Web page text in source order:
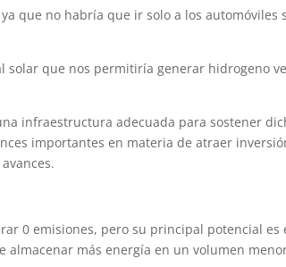
que no habría que ir solo a los automóviles
solar que nos permitiría generar hidrogeno
infraestructura adecuada para sostener
importantes en materia de atraer
0 emisiones, pero su principal potencial es
almacenar más energía en un volumen